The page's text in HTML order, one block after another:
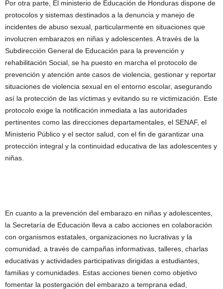
Por otra parte, El ministerio de Educación de Honduras dispone de
protocolos y sistemas destinados a la denuncia y manejo de
incidentes de abuso sexual, particularmente en situaciones que
involucren embarazos en niñas y adolescentes. A través de la
Subdirección General de Educación para la prevención y
rehabilitación Social, se ha puesto en marcha el protocolo de
prevención y atención ante casos de violencia, gestionar y reportar
situaciones de violencia sexual en el entorno escolar, asegurando
así la protección de las víctimas y evitando su re victimización. Este
protocolo exige la notificación inmediata a las autoridades
pertinentes como las direcciones departamentales, el SENAF, el
Ministerio Público y el sector salud, con el fin de garantizar una
protección integral y la continuidad educativa de las adolescentes y
niñas.
En cuanto a la prevención del embarazo en niñas y adolescentes,
la Secretaría de Educación lleva a cabo acciones en colaboración
con organismos estatales, organizaciones no lucrativas y la
comunidad, a través de campañas informativas, talleres, charlas
educativas y actividades participativas dirigidas a estudiantes,
familias y comunidades. Estas acciones tienen como objetivo
fomentar la postergación del embarazo a temprana edad,